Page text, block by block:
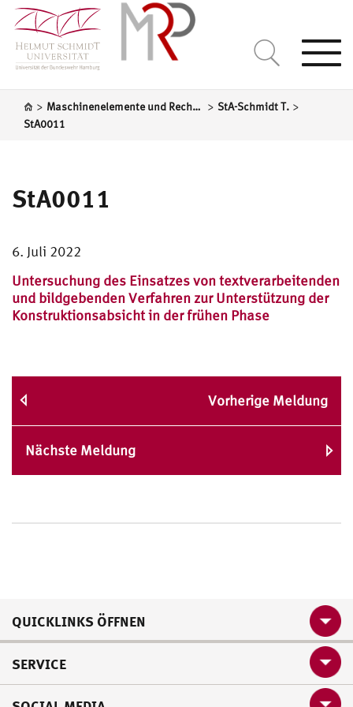
> Maschinenelemente und Rechnergestützte Produktentwicklung > StA-Schmidt T. >
StA0011
StA0011
6. Juli 2022
Untersuchung des Einsatzes von textverarbeitenden
und bildgebenden Verfahren zur Unterstützung der
Konstruktionsabsicht in der frühen Phase
Vorherige Meldung
Nächste Meldung
QUICKLINKS ÖFFNEN
SERVICE